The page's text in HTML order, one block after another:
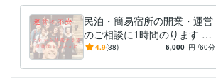
株式会社ｃｌｉｐ 2021年11月 ~ 現在
資格・検定
日商簿記検定2級 取得年 : 2012年
国内旅行業務取扱管理者
民泊・簡易宿所の開業・運営
のご相談に1時間のります 宿
泊業をしたい！でも売上が確
方に
4.9(38) 6,000 円 /60分